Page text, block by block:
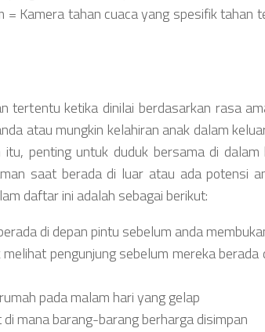
Kamera tahan cuaca yang spesifik tahan
tertentu ketika dinilai berdasarkan rasa
atau mungkin kelahiran anak dalam
penting untuk duduk bersama di dalam
saat berada di luar atau ada potensi
daftar ini adalah sebagai berikut:
di depan pintu sebelum anda
pengunjung sebelum mereka berada
pada malam hari yang gelap
mana barang-barang berharga disimpan